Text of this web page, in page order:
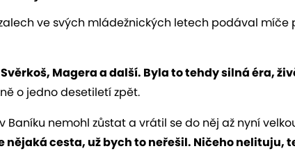
ve svých mládežnických letech podával míče
Magera a další. Byla to tehdy silná éra,
o jedno desetiletí zpět.
nemohl zůstat a vrátil se do něj až nyní
nějaká cesta, už bych to neřešil. Ničeho nelituju,